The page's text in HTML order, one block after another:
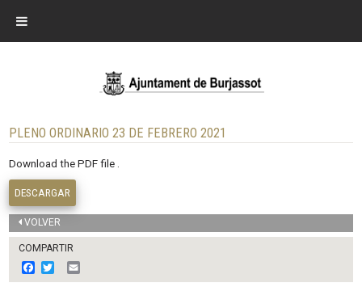
PLENO ORDINARIO 23 DE FEBRERO 2021
Download the PDF file .
DESCARGAR
VOLVER
COMPARTIR
F
a
w
m